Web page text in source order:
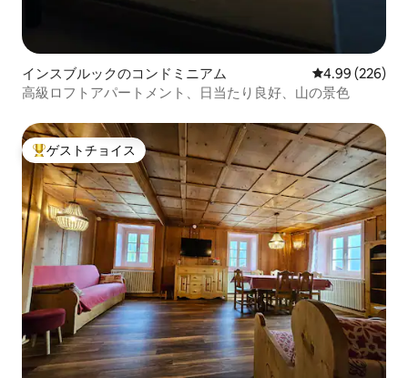
インスブルックのコンドミニアム レビュー226
4.99 (226)
高級ロフトアパートメント、日当たり良好、山の景色
大好評のゲストチョイスです。
ゲストチョイス